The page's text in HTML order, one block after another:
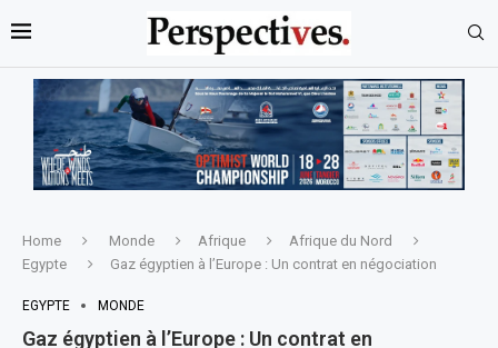
Home Monde Afrique
Afrique du Nord
Egypte
Gaz égyptien à l’Europe : Un contrat en négociation
EGYPTE MONDE
Gaz égyptien à l’Europe : Un contrat en